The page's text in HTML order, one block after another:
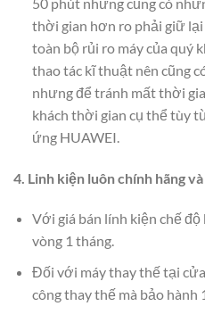
thời gian hơn ro phải giữ lại
toàn bộ rủi ro máy của quý
thao tác kĩ thuật nên cũng
nhưng để tránh mất thời
khách thời gian cụ thể tùy
ứng HUAWEI.
4. Linh kiện luôn chính hãng
Với giá bán lính kiện chế
vòng 1 tháng.
Đối với máy thay thế tại
công thay thế mà bảo hành